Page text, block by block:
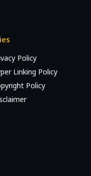
Policy
Linking Policy
Policy